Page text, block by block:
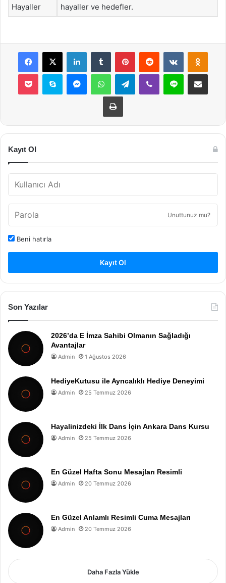
Hayaller
hayaller ve hedefler.
Facebook
X LinkedInTumblr PinterestReddit VKontakte
Pocket Skype MessengerWhatsAppTelegramViber Line E-Posta ile
Yazdır
Kayıt Ol
Unuttunuz mu?
Beni hatırla
Kayıt Ol
Son Yazılar
2026’da E İmza Sahibi Olmanın Sağladığı
Avantajlar
Admin 1 Ağustos 2026
HediyeKutusu ile Ayrıcalıklı Hediye Deneyimi
Admin 25 Temmuz 2026
Hayalinizdeki İlk Dans İçin Ankara Dans Kursu
Admin 25 Temmuz 2026
En Güzel Hafta Sonu Mesajları Resimli
Admin 20 Temmuz 2026
En Güzel Anlamlı Resimli Cuma Mesajları
Admin 20 Temmuz 2026
Daha Fazla Yükle